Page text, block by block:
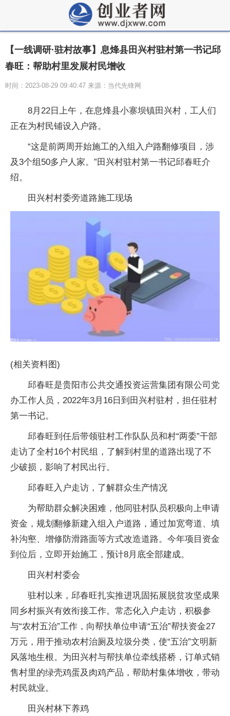
【一线调研·驻村故事】息烽县田兴村驻村第一书记邱
春旺：帮助村里发展村民增收
时间：2023-08-29 09:40:47 来源：当代先锋网
8月22日上午，在息烽县小寨坝镇田兴村，工人们
正在为村民铺设入户路。
“这是前两周开始施工的入组入户路翻修项目，涉
及3个组50多户人家。”田兴村驻村第一书记邱春旺介
绍。
田兴村村委旁道路施工现场
(相关资料图)
邱春旺是贵阳市公共交通投资运营集团有限公司党
办工作人员，2022年3月16日到田兴村驻村，担任驻村
第一书记。
邱春旺到任后带领驻村工作队队员和村“两委”干部
走访了全村16个村民组，了解到村里的道路出现了不
少破损，影响了村民出行。
邱春旺入户走访，了解群众生产情况
为帮助群众解决困难，他同驻村队员积极向上申请
资金，规划翻修新建入组入户道路，通过加宽弯道、填
补沟壑、增修防滑路面等方式改造道路。今年项目资金
到位后，立即开始施工，预计8月底全部建成。
田兴村村委会
驻村以来，邱春旺扎实推进巩固拓展脱贫攻坚成果
同乡村振兴有效衔接工作。常态化入户走访，积极参
与“农村五治”工作，向帮扶单位申请“五治”帮扶资金27
万元，用于推动农村治厕及垃圾分类，使“五治”文明新
风落地生根。为田兴村与帮扶单位牵线搭桥，订单式销
售村里的绿壳鸡蛋及肉鸡产品，帮助村集体增收，带动
村民就业。
田兴村林下养鸡